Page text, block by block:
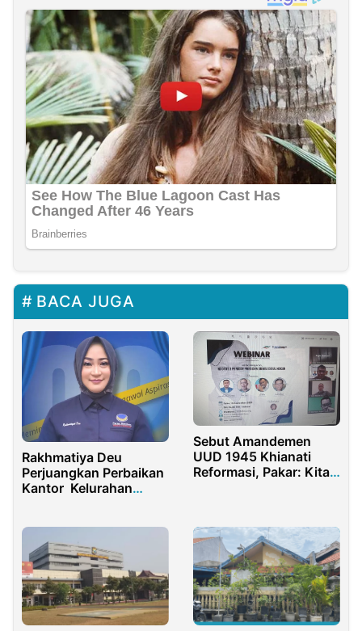
BACA JUGA
Rakhmatiya Deu
Perjuangkan Perbaikan
Kantor Kelurahan
Sebut Amandemen
UUD 1945 Khianati
Reformasi, Pakar: Kita